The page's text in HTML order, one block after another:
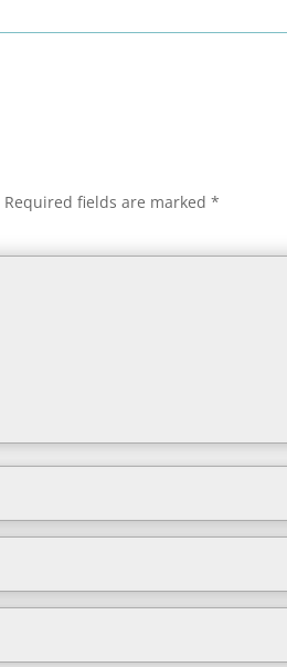
Required fields are marked*